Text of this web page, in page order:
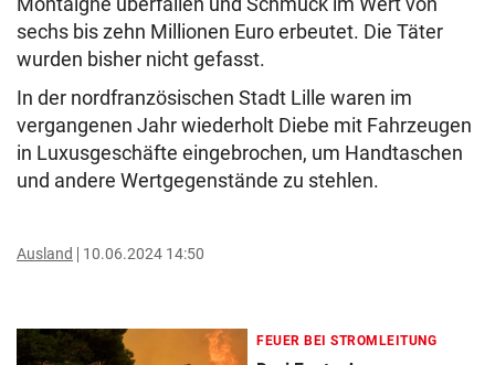
sechs bis zehn Millionen Euro erbeutet. Die Täter
wurden bisher nicht gefasst.
In der nordfranzösischen Stadt Lille waren im
vergangenen Jahr wiederholt Diebe mit Fahrzeugen
in Luxusgeschäfte eingebrochen, um Handtaschen
und andere Wertgegenstände zu stehlen.
Ausland 10.06.2024 14:50
FEUER BEI STROMLEITUNG